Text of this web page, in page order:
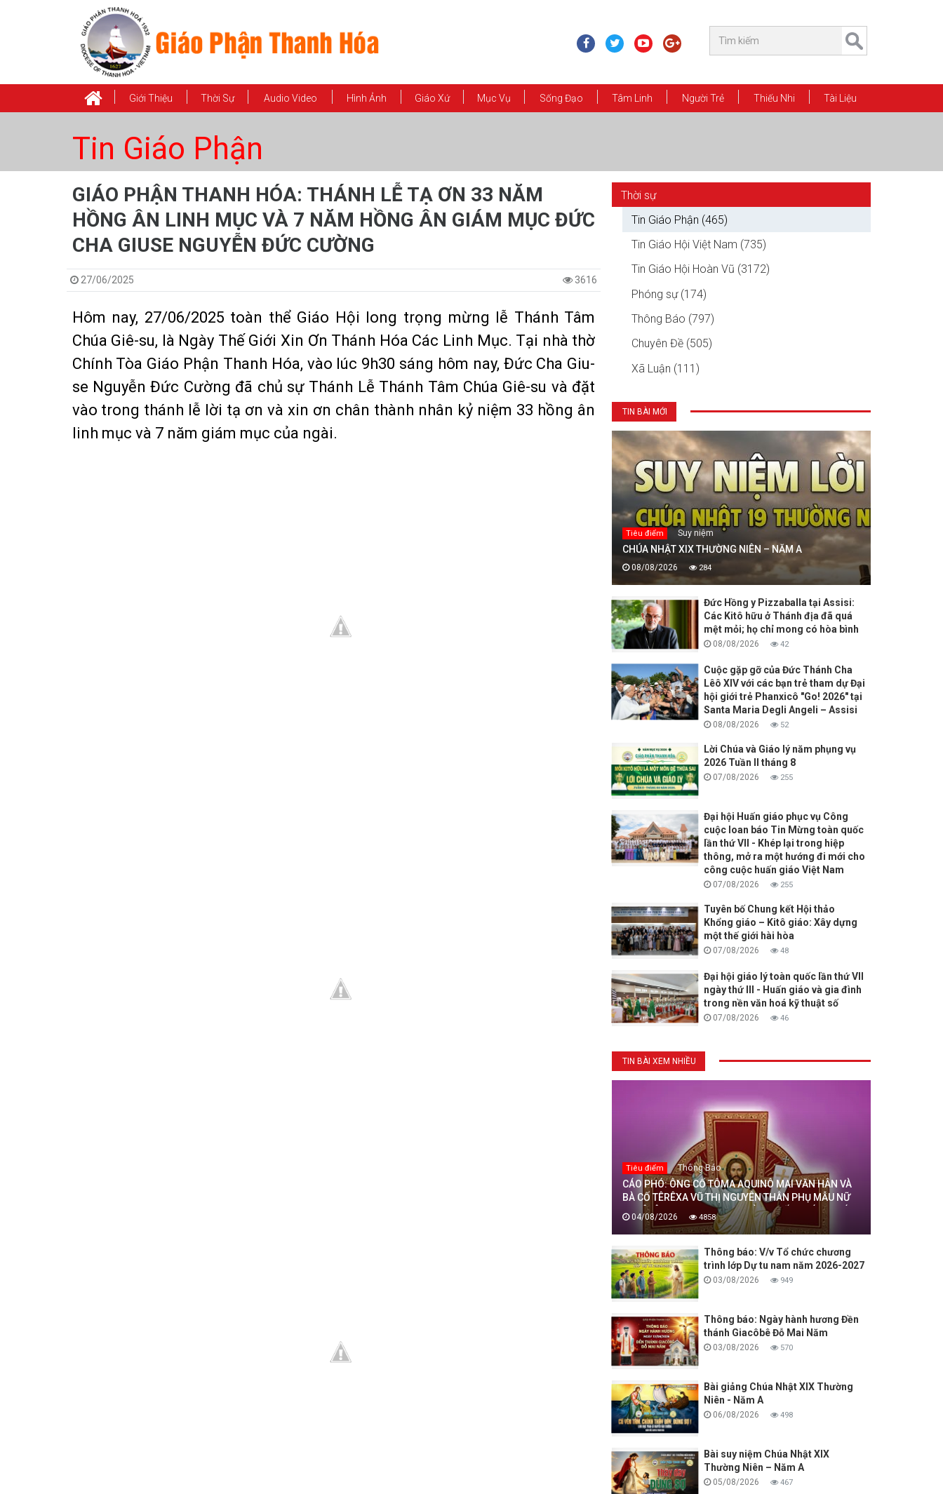
Giới Thiệu Thời Sự Audio Video Hình Ảnh Giáo Xứ Mục Vụ Sống Đạo Tâm Linh Người Trẻ Thiếu Nhi Tài Liệu
Tin Giáo Phận
GIÁO PHẬN THANH HÓA: THÁNH LỄ TẠ ƠN 33 NĂM
HỒNG ÂN LINH MỤC VÀ 7 NĂM HỒNG ÂN GIÁM MỤC ĐỨC
CHA GIUSE NGUYỄN ĐỨC CƯỜNG
27/06/2025 3616
Hôm nay, 27/06/2025 toàn thể Giáo Hội long trọng mừng lễ Thánh Tâm
Chúa Giê-su, là Ngày Thế Giới Xin Ơn Thánh Hóa Các Linh Mục. Tại nhà thờ
Chính Tòa Giáo Phận Thanh Hóa, vào lúc 9h30 sáng hôm nay, Đức Cha Giu-
se Nguyễn Đức Cường đã chủ sự Thánh Lễ Thánh Tâm Chúa Giê-su và đặt
vào trong thánh lễ lời tạ ơn và xin ơn chân thành nhân kỷ niệm 33 hồng ân
linh mục và 7 năm giám mục của ngài.
Thời sự
Tin Giáo Phận (465)
Tin Giáo Hội Việt Nam (735)
Tin Giáo Hội Hoàn Vũ (3172)
Phóng sự (174)
Thông Báo (797)
Chuyên Đề (505)
Xã Luận (111)
TIN BÀI MỚI
Tiêu điểm Suy niệm
CHÚA NHẬT XIX THƯỜNG NIÊN – NĂM A
08/08/2026 284
Đức Hồng y Pizzaballa tại Assisi:
Các Kitô hữu ở Thánh địa đã quá
mệt mỏi; họ chỉ mong có hòa bình
08/08/2026 42
Cuộc gặp gỡ của Đức Thánh Cha
Lêô XIV với các bạn trẻ tham dự Đại
hội giới trẻ Phanxicô "Go! 2026" tại
Santa Maria Degli Angeli – Assisi
08/08/2026 52
Lời Chúa và Giáo lý năm phụng vụ
2026 Tuần II tháng 8
07/08/2026 255
Đại hội Huấn giáo phục vụ Công
cuộc loan báo Tin Mừng toàn quốc
lần thứ VII - Khép lại trong hiệp
thông, mở ra một hướng đi mới cho
công cuộc huấn giáo Việt Nam
07/08/2026 255
Tuyên bố Chung kết Hội thảo
Khổng giáo – Kitô giáo: Xây dựng
một thế giới hài hòa
07/08/2026 48
Đại hội giáo lý toàn quốc lần thứ VII
ngày thứ III - Huấn giáo và gia đình
trong nền văn hoá kỹ thuật số
07/08/2026 46
TIN BÀI XEM NHIỀU
Tiêu điểm Thông Báo
CÁO PHÓ: ÔNG CỐ TÔMA AQUINÔ MAI VĂN HÂN VÀ
BÀ CỐ TÊRÊXA VŨ THỊ NGUYÊN THÂN PHỤ MẪU NỮ
TU TÊRÊXA MAI THỊ THỊNH, DÒNG MẾN THÁNH GIÁ
THANH HOÁ ĐÃ AN NGHỈ TRONG CHÚA, NGÀY
04/08/2026
04/08/2026 4858
Thông báo: V/v Tổ chức chương
trình lớp Dự tu nam năm 2026-2027
03/08/2026 949
Thông báo: Ngày hành hương Đền
thánh Giacôbê Đỗ Mai Năm
03/08/2026 570
Bài giảng Chúa Nhật XIX Thường
Niên - Năm A
06/08/2026 498
Bài suy niệm Chúa Nhật XIX
Thường Niên – Năm A
05/08/2026 467